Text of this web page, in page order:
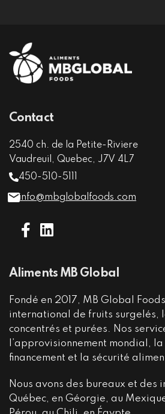
Contact
2540 ch. de la Petite-Riviere
Vaudreuil, Quebec, J7V 4L7
450-510-5111
info@mbglobalfoods.com
Aliments MB Global
Fondé en 2017, MB Global
international de fruits surgelés,
concentrés et purées. Nos
l’approvisionnement mondial,
financement et la sécurité
Nous avons des bureaux et des
Québec, en Géorgie, au